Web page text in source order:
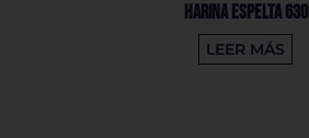
Harina Espelta 630
LEER MÁS